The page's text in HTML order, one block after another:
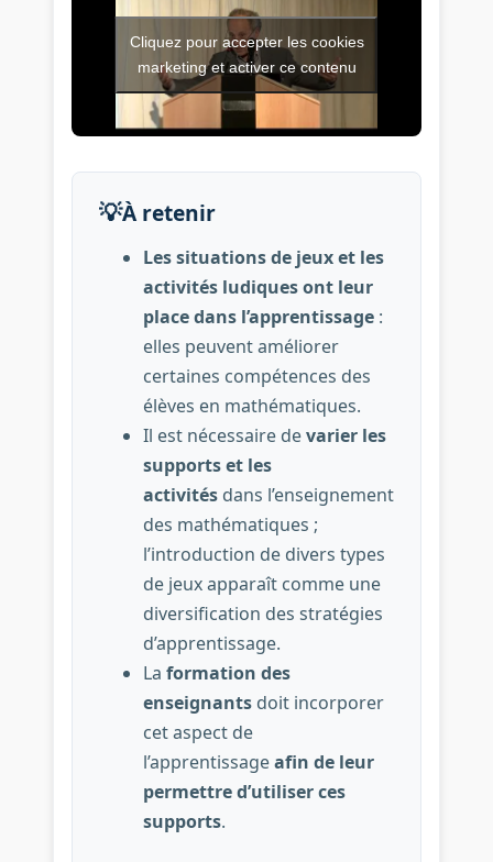
Vidéo de l’intervention :
Cliquez pour accepter les cookies
marketing et activer ce contenu
💡À retenir
Les situations de jeux et les
activités ludiques ont leur
place dans l’apprentissage:
elles peuvent améliorer
certaines compétences des
élèves en mathématiques.
Il est nécessaire devarier les
supports et les
activitésdans l’enseignement
des mathématiques ;
l’introduction de divers types
de jeux apparaît comme une
diversification des stratégies
d’apprentissage.
La formation des
enseignantsdoit incorporer
cet aspect de
l’apprentissageafin de leur
permettre d’utiliser ces
supports.